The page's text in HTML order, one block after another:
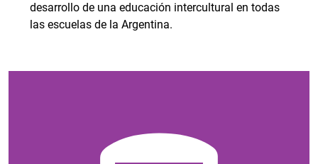
desarrollo de una educación intercultural en todas
las escuelas de la Argentina.